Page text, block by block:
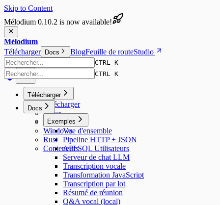
Skip to Content
Mélodium 0.10.2 is now available!
Mélodium
Télécharger
Docs BlogFeuille de routeStudio
CTRL K
CTRL K
Télécharger
Télécharger
Linux
macOS
Windows
Rust
Conteneurs
Docs
Exemples
Vue d'ensemble
Pipeline HTTP + JSON
API SQL Utilisateurs
Serveur de chat LLM
Transcription vocale
Transformation JavaScript
Transcription par lot
Résumé de réunion
Q&A vocal (local)